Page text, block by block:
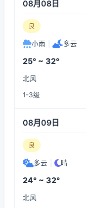
08月08日
良
小雨 多云
25° ~ 32°
北风
1-3级
08月09日
良
多云 晴
24° ~ 32°
北风